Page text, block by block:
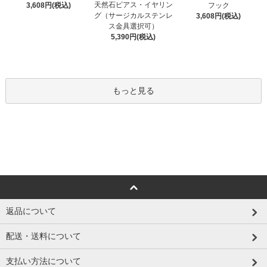
3,608円(税込)
天然石ピアス・イヤリン
グ（サージカルステンレ
ス金具選択可）
5,390円(税込)
フック
3,608円(税込)
もっと見る
返品について
配送・送料について
支払い方法について